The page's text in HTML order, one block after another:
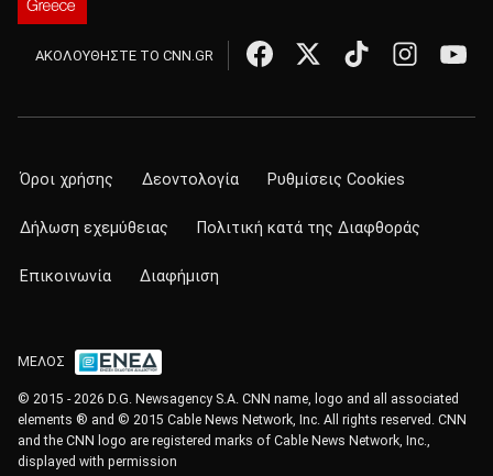
ΑΚΟΛΟΥΘΗΣΤΕ ΤΟ CNN.GR
Όροι χρήσης Δεοντολογία Ρυθμίσεις Cookies
Δήλωση εχεμύθειας Πολιτική κατά της Διαφθοράς
Επικοινωνία Διαφήμιση
ΜΕΛΟΣ
© 2015 - 2026 D.G. Newsagency S.A. CNN name, logo and all associated
elements ® and © 2015 Cable News Network, Inc. All rights reserved. CNN
and the CNN logo are registered marks of Cable News Network, Inc.,
displayed with permission